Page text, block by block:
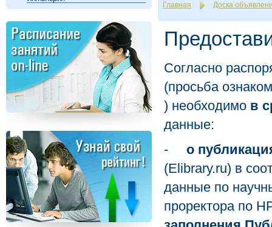
Главная Доска
Согласно
(просьба
) необходимо в
данные:
- о
(Elibrary.ru) в
данные по
проректора по